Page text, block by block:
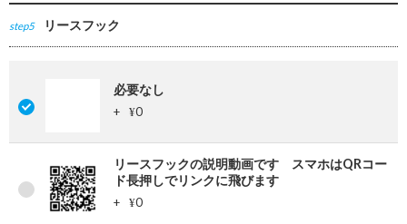
step5 リースフック
必要なし
+ ¥0
リースフックの説明動画です スマホはQRコー
ド長押しでリンクに飛びます
+ ¥0